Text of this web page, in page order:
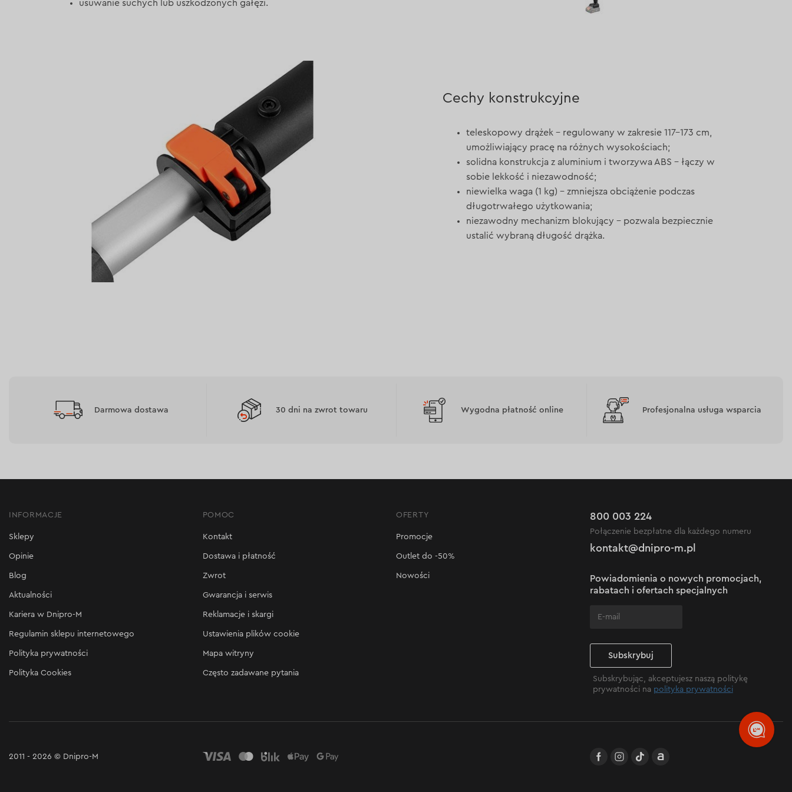
usuwanie suchych lub uszkodzonych gałęzi.
Cechy konstrukcyjne
teleskopowy drążek – regulowany w zakresie 117–173 cm,
umożliwiający pracę na różnych wysokościach;
solidna konstrukcja z aluminium i tworzywa ABS – łączy w
sobie lekkość i niezawodność;
niewielka waga (1 kg) – zmniejsza obciążenie podczas
długotrwałego użytkowania;
niezawodny mechanizm blokujący – pozwala bezpiecznie
ustalić wybraną długość drążka.
Darmowa dostawa 30 dni na zwrot towaru Wygodna płatność online Profesjonalna usługa wsparcia
INFORMACJE
Sklepy
Opinie
Blog
Aktualności
Kariera w Dnipro-M
Regulamin sklepu internetowego
Polityka prywatności
Polityka Cookies
POMOC
Kontakt
Dostawa i płatność
Zwrot
Gwarancja i serwis
Reklamacje i skargi
Ustawienia plików cookie
Mapa witryny
Często zadawane pytania
OFERTY
Promocje
Outlet do -50%
Nowości
800 003 224
Połączenie bezpłatne dla każdego numeru
kontakt@dnipro-m.pl
Powiadomienia o nowych promocjach,
rabatach i ofertach specjalnych
Subskrybuj
Subskrybując, akceptujesz naszą politykę
prywatności na polityka prywatności
2011 - 2026 © Dnipro-M facebookinstagram
TikTok Allegro